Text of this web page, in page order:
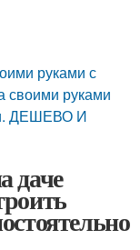
руками с
своими руками
ДЕШЕВО И
даче